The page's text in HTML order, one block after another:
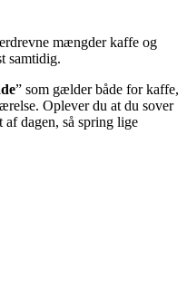
mængder kaffe og
samtidig.
” som gælder både for kaffe,
Oplever du at du sover
dagen, så spring lige